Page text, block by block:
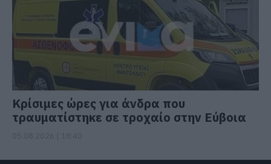
Κρίσιμες ώρες για άνδρα που
τραυματίστηκε σε τροχαίο στην Εύβοια